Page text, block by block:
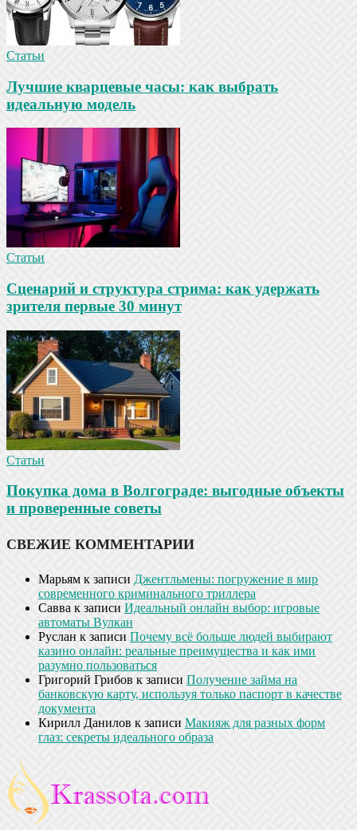
Статьи
Лучшие кварцевые часы: как выбрать
идеальную модель
Статьи
Сценарий и структура стрима: как удержать
зрителя первые 30 минут
Статьи
Покупка дома в Волгограде: выгодные объекты
и проверенные советы
СВЕЖИЕ КОММЕНТАРИИ
Марьям к записи Джентльмены: погружение в мир
современного криминального триллера
Савва к записи Идеальный онлайн выбор: игровые
автоматы Вулкан
Руслан к записи Почему всё больше людей выбирают
казино онлайн: реальные преимущества и как ими
разумно пользоваться
Григорий Грибов к записи Получение займа на
банковскую карту, используя только паспорт в качестве
документа
Кирилл Данилов к записи Макияж для разных форм
глаз: секреты идеального образа